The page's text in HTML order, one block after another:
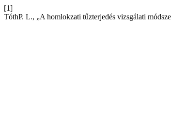
[1]
TóthP. L., „A homlokzati tűzterjedés vizsgálati